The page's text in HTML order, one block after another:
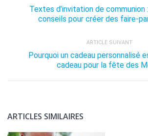
Textes d’invitation de
conseils pour créer des faire-
ARTICLE SUIVANT
Pourquoi un cadeau personnalisé
cadeau pour la fête des
ARTICLES SIMILAIRES